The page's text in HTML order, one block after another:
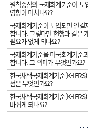
원칙중심의 국제회계기준이 도
영향이 미치나요?
국제회계기준이 도입되면 연결
합니다. 그렇다면 현행과 같은
필요가 없게 되나요?
국제회계기준을 미국회계기준
합니다. 그 의미가 무엇인가요?
한국채택국제회계기준(K-
점은 무엇인가요?
한국채택국제회계기준(K-
바뀌게 되나요?